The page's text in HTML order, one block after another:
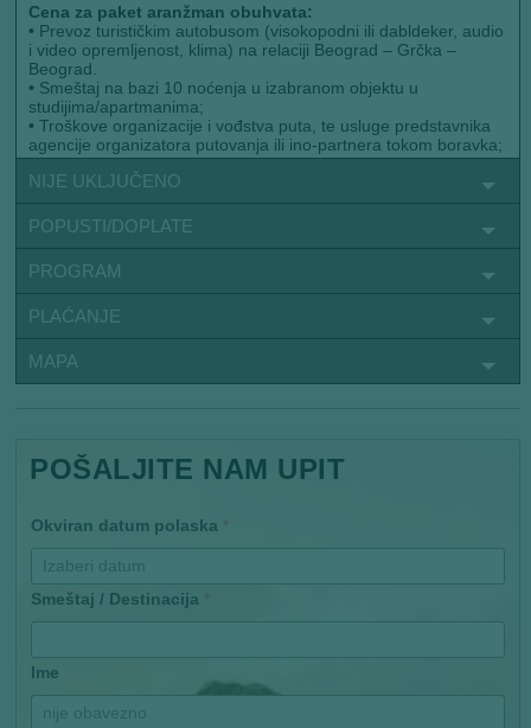
Cena za paket aranžman obuhvata:
• Prevoz turističkim autobusom (visokopodni ili dabldeker, audio
i video opremljenost, klima) na relaciji Beograd – Grčka –
Beograd.
• Smeštaj na bazi 10 noćenja u izabranom objektu u
studijima/apartmanima;
•Troškove organizacije i vođstva puta, te usluge predstavnika
agencije organizatora putovanja ili ino-partnera tokom boravka;
NIJE UKLJUČENO
POPUSTI/DOPLATE
PROGRAM
PLAĆANJE
MAPA
POŠALJITE NAM UPIT
Okviran datum polaska *
Smeštaj / Destinacija *
Ime